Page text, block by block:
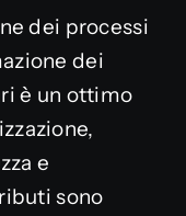
dei processi
dei
è un ottimo
e
sono